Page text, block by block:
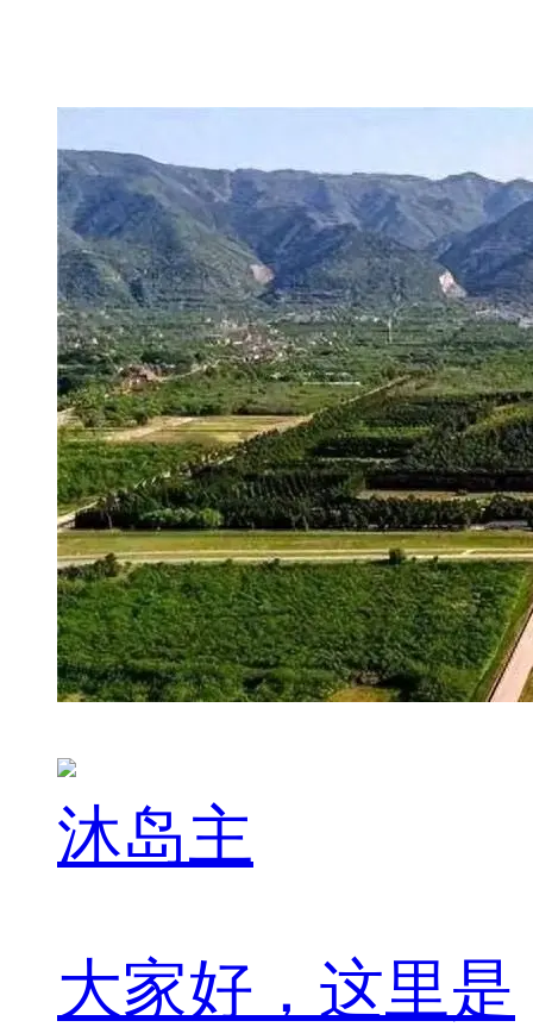
沐岛主
大家好，这里是